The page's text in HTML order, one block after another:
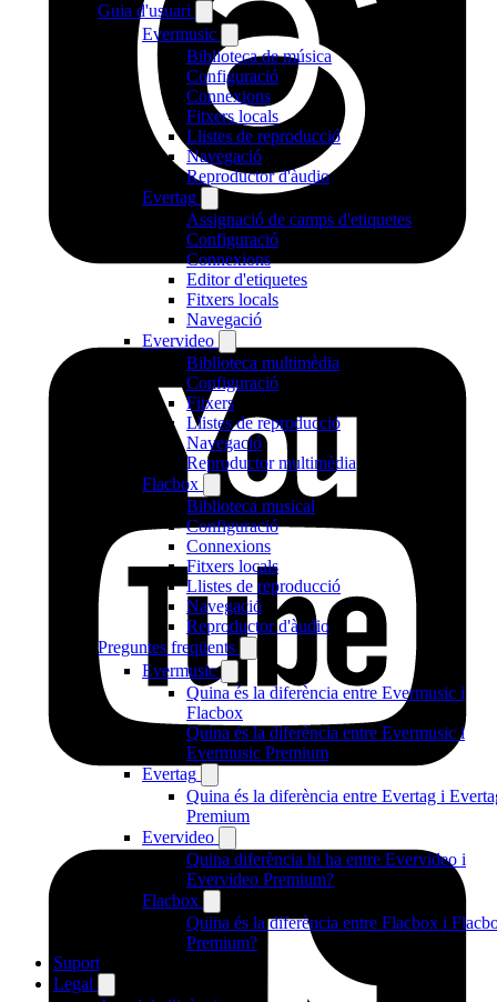
Guia d'usuari
Evermusic
Biblioteca de música
Configuració
Connexions
Fitxers locals
Llistes de reproducció
Navegació
Reproductor d'àudio
Evertag
Assignació de camps d'etiquetes
Configuració
Connexions
Editor d'etiquetes
Fitxers locals
Navegació
Evervideo
Biblioteca multimèdia
Configuració
Fitxers
Llistes de reproducció
Navegació
Reproductor multimèdia
Flacbox
Biblioteca musical
Configuració
Connexions
Fitxers locals
Llistes de reproducció
Navegació
Reproductor d'àudio
Preguntes freqüents
Evermusic
Quina és la diferència entre Evermusic i
Flacbox
Quina és la diferència entre Evermusic i
Evermusic Premium
Evertag
Quina és la diferència entre Evertag i
Premium
Evervideo
Quina diferència hi ha entre Evervideo i
Evervideo Premium?
Flacbox
Quina és la diferència entre Flacbox i
Premium?
Suport
Legal